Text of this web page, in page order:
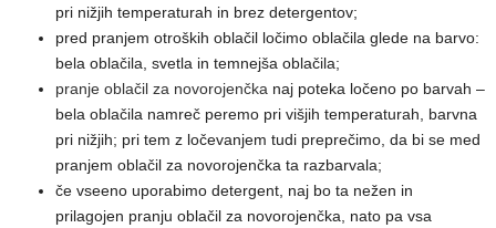
pri nižjih temperaturah in brez detergentov;
pred pranjem otroških oblačil ločimo oblačila glede na barvo:
bela oblačila, svetla in temnejša oblačila;
pranje oblačil za novorojenčka naj poteka ločeno po barvah –
bela oblačila namreč peremo pri višjih temperaturah, barvna
pri nižjih; pri tem z ločevanjem tudi preprečimo, da bi se med
pranjem oblačil za novorojenčka ta razbarvala;
če vseeno uporabimo detergent, naj bo ta nežen in
prilagojen pranju oblačil za novorojenčka, nato pa vsa